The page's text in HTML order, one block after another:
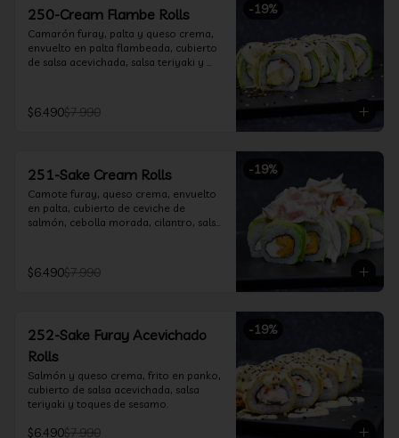
-19%
250-Cream Flambe Rolls
Camarón furay, palta y queso crema,
envuelto en palta flambeada, cubierto
de salsa acevichada, salsa teriyaki y
$6.490$7.990
-19%
251-Sake Cream Rolls
Camote furay, queso crema, envuelto
en palta, cubierto de ceviche de
salmón, cebolla morada, cilantro, salsa
$6.490$7.990
-19%
252-Sake Furay Acevichado
Rolls
Salmón y queso crema, frito en panko,
cubierto de salsa acevichada, salsa
teriyaki y toques de sesamo.
$6.490$7.990